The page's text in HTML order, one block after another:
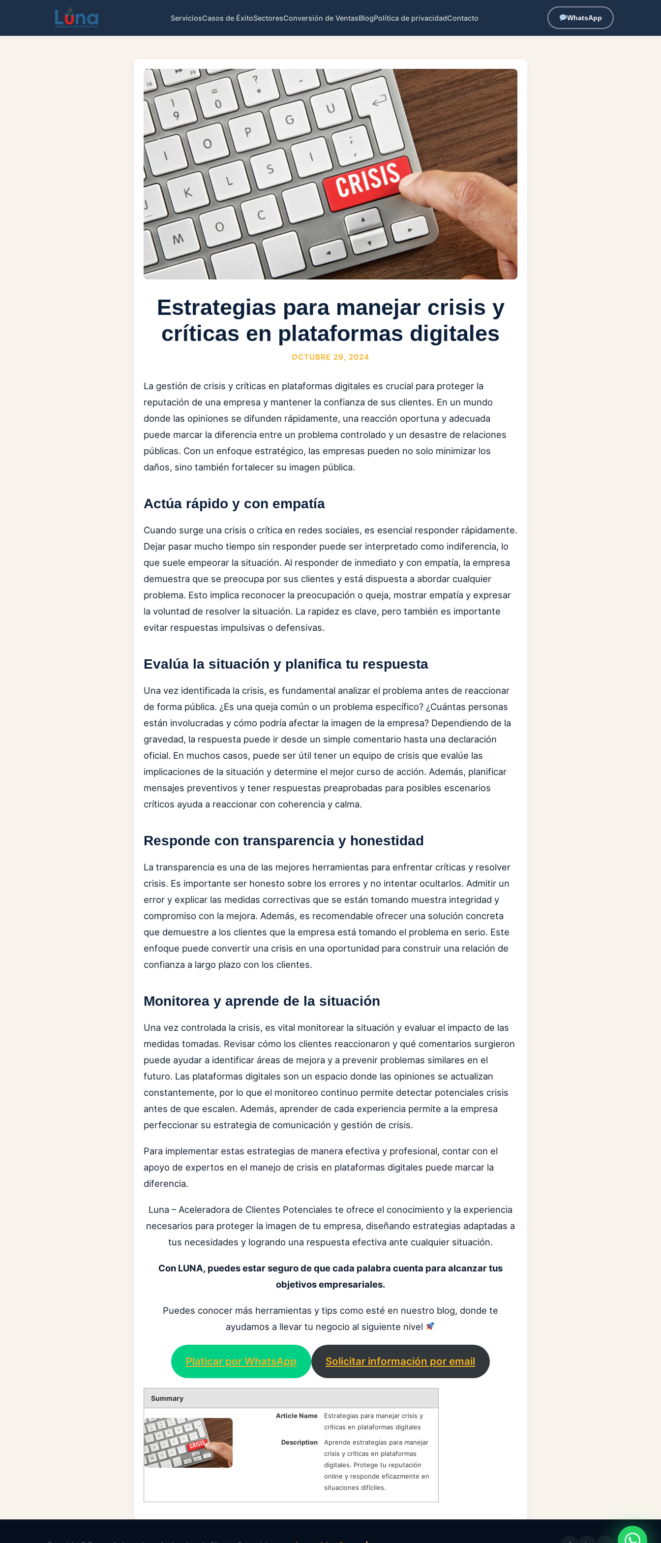
ServiciosCasos de ÉxitoSectoresConversión de VentasBlogPolítica de privacidadContacto WhatsApp
Estrategias para manejar crisis y
críticas en plataformas digitales
OCTUBRE 29, 2024
La gestión de crisis y críticas en plataformas digitales es crucial para proteger la
reputación de una empresa y mantener la confianza de sus clientes. En un mundo
donde las opiniones se difunden rápidamente, una reacción oportuna y adecuada
puede marcar la diferencia entre un problema controlado y un desastre de relaciones
públicas. Con un enfoque estratégico, las empresas pueden no solo minimizar los
daños, sino también fortalecer su imagen pública.
Actúa rápido y con empatía
Cuando surge una crisis o crítica en redes sociales, es esencial responder rápidamente.
Dejar pasar mucho tiempo sin responder puede ser interpretado como indiferencia, lo
que suele empeorar la situación. Al responder de inmediato y con empatía, la empresa
demuestra que se preocupa por sus clientes y está dispuesta a abordar cualquier
problema. Esto implica reconocer la preocupación o queja, mostrar empatía y expresar
la voluntad de resolver la situación. La rapidez es clave, pero también es importante
evitar respuestas impulsivas o defensivas.
Evalúa la situación y planifica tu respuesta
Una vez identificada la crisis, es fundamental analizar el problema antes de reaccionar
de forma pública. ¿Es una queja común o un problema específico? ¿Cuántas personas
están involucradas y cómo podría afectar la imagen de la empresa? Dependiendo de la
gravedad, la respuesta puede ir desde un simple comentario hasta una declaración
oficial. En muchos casos, puede ser útil tener un equipo de crisis que evalúe las
implicaciones de la situación y determine el mejor curso de acción. Además, planificar
mensajes preventivos y tener respuestas preaprobadas para posibles escenarios
críticos ayuda a reaccionar con coherencia y calma.
Responde con transparencia y honestidad
La transparencia es una de las mejores herramientas para enfrentar críticas y resolver
crisis. Es importante ser honesto sobre los errores y no intentar ocultarlos. Admitir un
error y explicar las medidas correctivas que se están tomando muestra integridad y
compromiso con la mejora. Además, es recomendable ofrecer una solución concreta
que demuestre a los clientes que la empresa está tomando el problema en serio. Este
enfoque puede convertir una crisis en una oportunidad para construir una relación de
confianza a largo plazo con los clientes.
Monitorea y aprende de la situación
Una vez controlada la crisis, es vital monitorear la situación y evaluar el impacto de las
medidas tomadas. Revisar cómo los clientes reaccionaron y qué comentarios surgieron
puede ayudar a identificar áreas de mejora y a prevenir problemas similares en el
futuro. Las plataformas digitales son un espacio donde las opiniones se actualizan
constantemente, por lo que el monitoreo continuo permite detectar potenciales crisis
antes de que escalen. Además, aprender de cada experiencia permite a la empresa
perfeccionar su estrategia de comunicación y gestión de crisis.
Para implementar estas estrategias de manera efectiva y profesional, contar con el
apoyo de expertos en el manejo de crisis en plataformas digitales puede marcar la
diferencia.
Luna – Aceleradora de Clientes Potenciales te ofrece el conocimiento y la experiencia
necesarios para proteger la imagen de tu empresa, diseñando estrategias adaptadas a
tus necesidades y logrando una respuesta efectiva ante cualquier situación.
Con LUNA, puedes estar seguro de que cada palabra cuenta para alcanzar tus
objetivos empresariales.
Puedes conocer más herramientas y tips como esté en nuestro blog, donde te
ayudamos a llevar tu negocio al siguiente nivel
Platicar por WhatsApp Solicitar información por email
Summary
Article Name
Estrategias para manejar crisis y
críticas en plataformas digitales
Description
Aprende estrategias para manejar
crisis y críticas en plataformas
digitales. Protege tu reputación
online y responde eficazmente en
situaciones difíciles.